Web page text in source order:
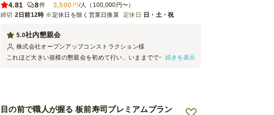
4.81
8件 3,500 円 /人（100,000円〜）
締切 2日前12時 ※定休日を除く営業日換算 定休日 日・土・祝
社内懇親会
5.0
株式会社オープンアップコンストラクション様
これほど大きい規模の懇親会を初めて行い、いままでで一番豪華な
続きを表示
目の前で職人が握る 板前寿司プレミアムプラン